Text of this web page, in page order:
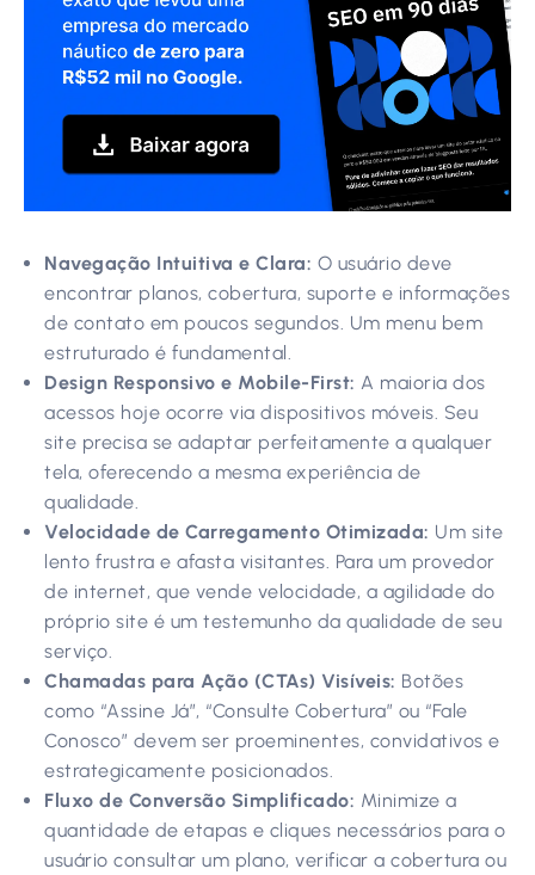
Navegação Intuitiva e Clara: O usuário deve
encontrar planos, cobertura, suporte e informações
de contato em poucos segundos. Um menu bem
estruturado é fundamental.
Design Responsivo e Mobile-First: A maioria dos
acessos hoje ocorre via dispositivos móveis. Seu
site precisa se adaptar perfeitamente a qualquer
tela, oferecendo a mesma experiência de
qualidade.
Velocidade de Carregamento Otimizada: Um site
lento frustra e afasta visitantes. Para um provedor
de internet, que vende velocidade, a agilidade do
próprio site é um testemunho da qualidade de seu
serviço.
Chamadas para Ação (CTAs) Visíveis: Botões
como “Assine Já”, “Consulte Cobertura” ou “Fale
Conosco” devem ser proeminentes, convidativos e
estrategicamente posicionados.
Fluxo de Conversão Simplificado: Minimize a
quantidade de etapas e cliques necessários para o
usuário consultar um plano, verificar a cobertura ou